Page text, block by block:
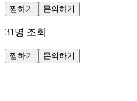
찜하기 문의하기
31 명 조회
찜하기 문의하기